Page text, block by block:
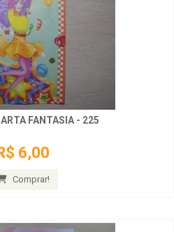
FANTASIA - 225
6,00
Comprar!